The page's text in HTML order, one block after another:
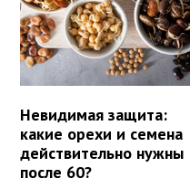
Невидимая защита:
какие орехи и семена
действительно нужны
после 60?